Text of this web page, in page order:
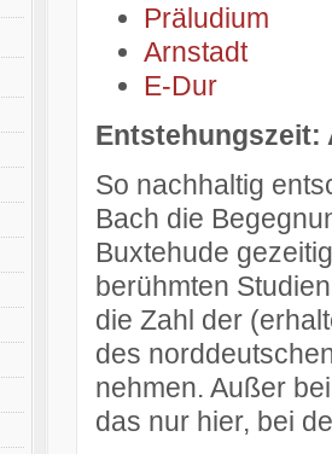
Präludium
Arnstadt
E-Dur
Entstehungszeit:
So nachhaltig
Bach die
Buxtehude
berühmten
die Zahl der
des
nehmen. Außer
das nur hier, bei